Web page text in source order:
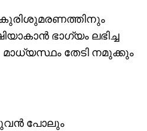
ഭാഗ്യം ലഭിച്ച
മാധ്യസ്ഥം തേടി നമുക്കും
പോലും